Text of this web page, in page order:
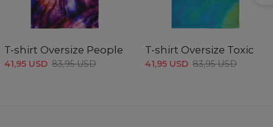
Mierzone na płasko
A - Długość całkowita
74,5 76 77,5 79 80,5
82
B - 1/2 Obwód klatki
60 62 64 66 68
T-shirt Oversize People
41,95 USD 83,95 USD
T-shirt Oversize Toxic
41,95 USD 83,95 USD